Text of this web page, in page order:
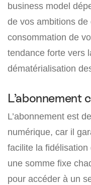
business model
de vos ambitions
consommation de
tendance forte vers
dématérialisation
L’abonnement
L’abonnement est
numérique, car il
facilite la
une somme fixe
pour accéder à un